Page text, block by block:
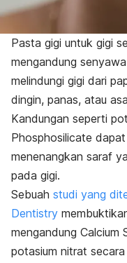
Pasta gigi untuk gigi
mengandung
melindungi gigi dari
dingin, panas, atau
Kandungan seperti
Phosphosilicate
menenangkan saraf
pada gigi.
Sebuah studi yang
Dentistry
mengandung Calcium
potasium nitrat